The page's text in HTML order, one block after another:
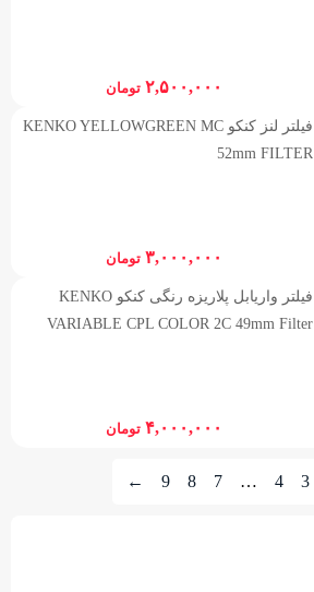
۲,۵۰۰,۰۰۰ تومان
فیلتر لنز کنکو KENKO YELLOWGREEN MC
52mm FILTER
۳,۰۰۰,۰۰۰ تومان
فیلتر واریابل پلاریزه رنگی کنکو KENKO
VARIABLE CPL COLOR 2C 49mm Filter
۴,۰۰۰,۰۰۰ تومان
3
4
…
7
8
9
←